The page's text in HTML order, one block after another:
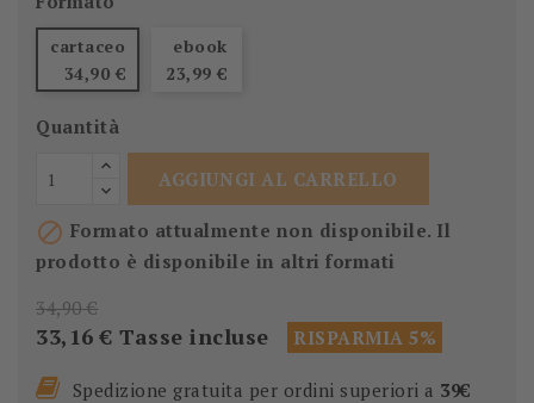
cartaceo
34,90 €
ebook
23,99 €
Quantità
AGGIUNGI AL CARRELLO
 Formato attualmente non disponibile. Il
prodotto è disponibile in altri formati
34,90 €
33,16 € Tasse incluse RISPARMIA 5%
Spedizione gratuita per ordini superiori a 39€